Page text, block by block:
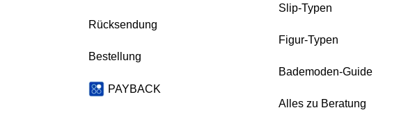
Rücksendung
Bestellung
PAYBACK
Slip-Typen
Figur-Typen
Bademoden-Guide
Alles zu Beratung